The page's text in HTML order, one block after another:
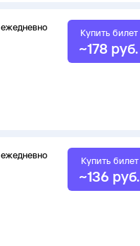
ежедневно Купить билет
~178 руб.
ежедневно Купить билет
~136 руб.